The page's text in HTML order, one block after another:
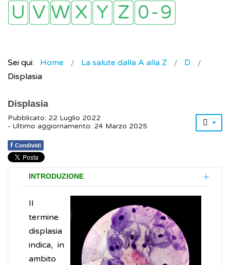
Sei qui: Home La salute dalla A alla Z
D
Displasia
Displasia
Pubblicato: 22 Luglio 2022
- Ultimo aggiornamento: 24 Marzo 2025
f Condividi
INTRODUZIONE
Il
termine
displasia
indica, in
ambito